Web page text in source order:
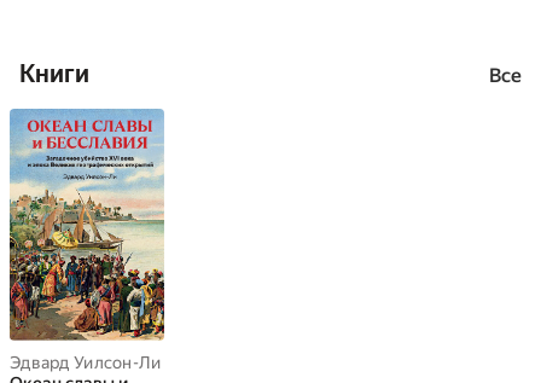
Книги Все
Эдвард Уилсон-Ли